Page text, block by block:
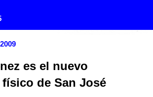
es el nuevo
de San José